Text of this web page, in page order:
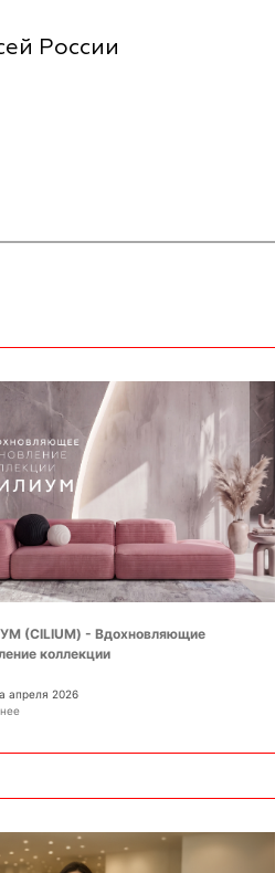
России
(CILIUM) - Вдохновляющие
коллекции
апреля 2026